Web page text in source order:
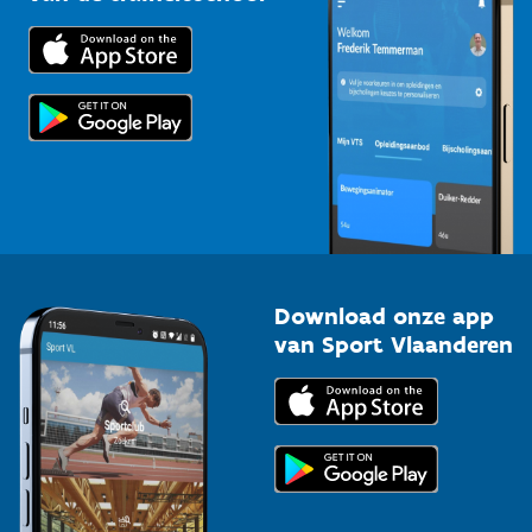
Trainers en begeleiders
Topsporters
Downloads
Voor de pers
Download onze app
van Sport Vlaanderen